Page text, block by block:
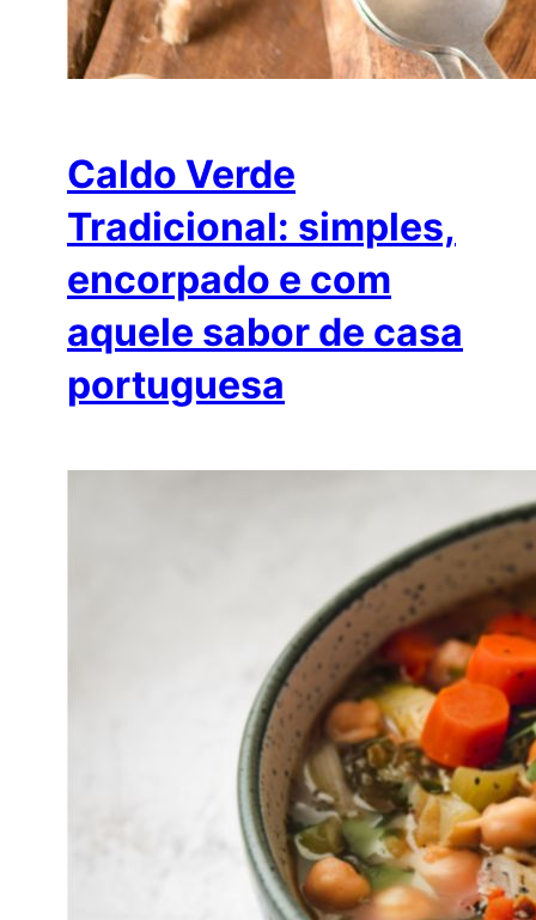
Caldo Verde
Tradicional: simples,
encorpado e com
aquele sabor de casa
portuguesa